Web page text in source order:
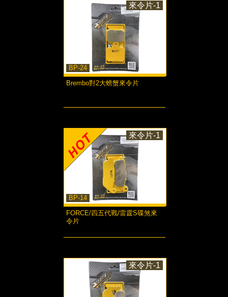
BP-24
來令片-1
Brembo對2大螃蟹來令片
BP-14
來令片-1
FORCE/四五代戰/雷霆S碟煞來
令片
來令片-1